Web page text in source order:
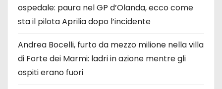
ospedale: paura nel GP d’Olanda, ecco come
sta il pilota Aprilia dopo l’incidente
Andrea Bocelli, furto da mezzo milione nella villa
di Forte dei Marmi: ladri in azione mentre gli
ospiti erano fuori